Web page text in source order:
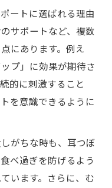
で始めるメリット
フ実践で得られる
エリーを賢く活用
と費用対効果につ
ートに選ばれる理由
サポートなど、複数
にあります。例え
プ」に効果が期待さ
的に刺激すること
を意識できるように
がちな時も、耳つぼ
べ過ぎを防げるよう
います。さらに、む